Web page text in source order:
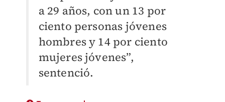
a 29 años, con un 13 por
ciento personas jóvenes
hombres y 14 por ciento
mujeres jóvenes”,
sentenció.